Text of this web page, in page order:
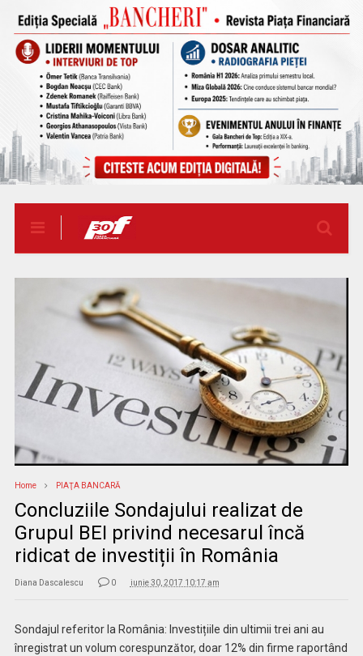
Home PIAŢA BANCARĂ
Concluziile Sondajului realizat de
Grupul BEI privind necesarul încă
ridicat de investiții în România
Diana Dascalescu 0 iunie 30, 2017 10:17 am
Sondajul referitor la România: Investițiile din ultimii trei ani au
înregistrat un volum corespunzător, doar 12% din firme raportând